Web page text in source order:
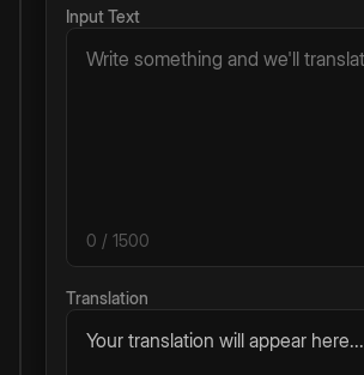
Input Text
0 / 1500
Translation
Your translation will appear here...